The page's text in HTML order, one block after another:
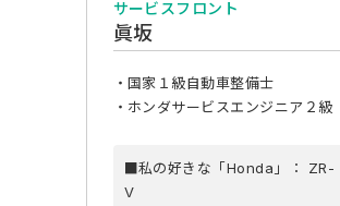
サービスフロント
眞坂
・国家１級自動車整備士
・ホンダサービスエンジニア２級
■私の好きな「Honda」： ZR-
V